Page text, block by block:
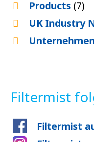
Products (7)
UK Industry
Filtermist
Filtermist